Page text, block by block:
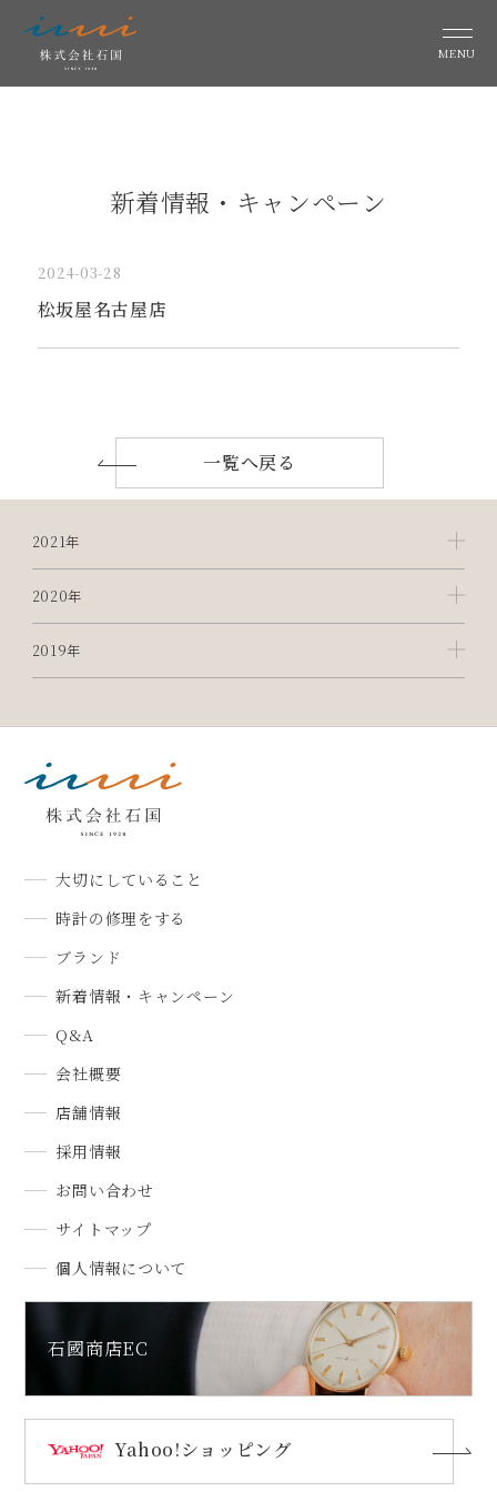
MENU
新着情報・キャンペーン
2024-03-28
松坂屋名古屋店
一覧へ戻る
2021年
2020年
2019年
大切にしていること
時計の修理をする
ブランド
新着情報・キャンペーン
Q&A
会社概要
店舗情報
採用情報
お問い合わせ
サイトマップ
個人情報について
石國商店EC
Yahoo!ショッピング